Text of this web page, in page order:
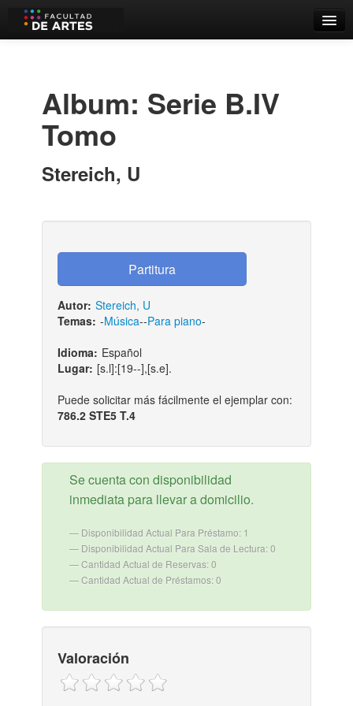
Estantes Virtuales
Iniciar sesión
Album: Serie B.IV
Tomo
Stereich, U
Autor: Stereich, U
Temas: -Música--Para piano-
Idioma: Español
Lugar: [s.l]:[19--],[s.e].
Puede solicitar más fácilmente el ejemplar con:
786.2 STE5 T.4
Se cuenta con disponibilidad
inmediata para llevar a domicilio.
Disponibilidad Actual Para Préstamo: 1
Disponibilidad Actual Para Sala de Lectura: 0
Cantidad Actual de Reservas: 0
Cantidad Actual de Préstamos: 0
Valoración